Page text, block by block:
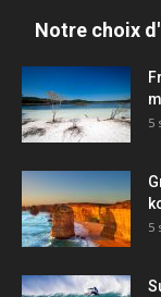
Notre choix
5
5